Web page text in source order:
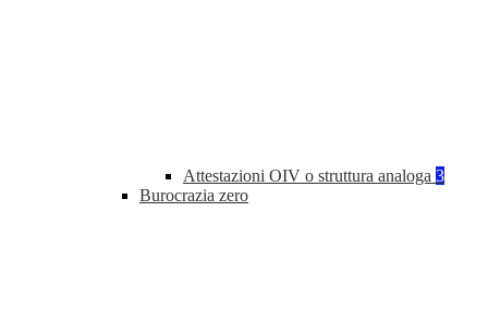
Attestazioni OIV o struttura analoga 3
Burocrazia zero